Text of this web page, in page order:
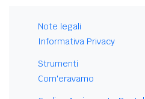
Note legali
Informativa Privacy
Strumenti
Com'eravamo